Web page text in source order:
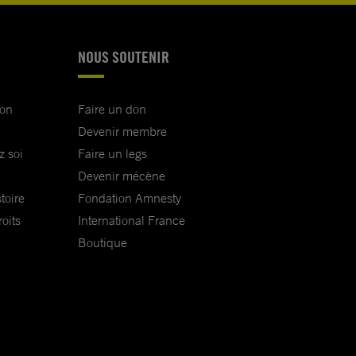
soi
NOUS SOUTENIR
Faire un don
Devenir membre
Faire un legs
Devenir mécène
Fondation Amnesty
International France
Boutique